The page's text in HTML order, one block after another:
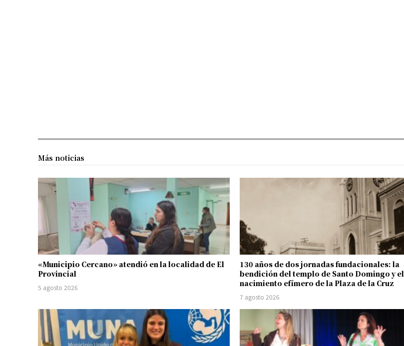
Más noticias
«Municipio Cercano» atendió en la localidad de El
Provincial
5 agosto 2026
130 años de dos jornadas fundacionales: la
bendición del templo de Santo Domingo y el
nacimiento efímero de la Plaza de la Cruz
7 agosto 2026